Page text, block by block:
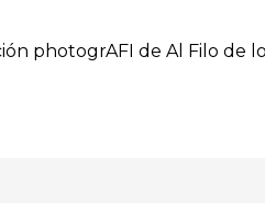
photogrAFI de Al Filo de